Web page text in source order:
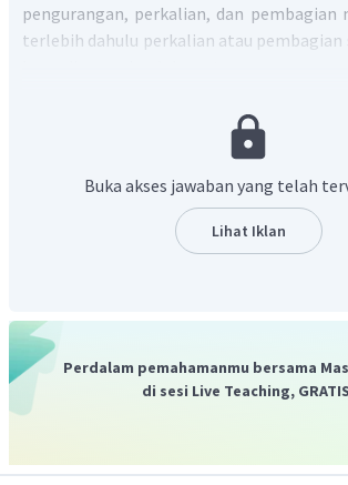
pengurangan, perkalian, dan pembagian
terlebih dahulu perkalian atau pembagian
Jadi, dapat disimpulkan bahwa hasil dari
Buka akses jawaban yang telah
Lihat Iklan
Perdalam pemahamanmu bersama
di sesi Live Teaching,